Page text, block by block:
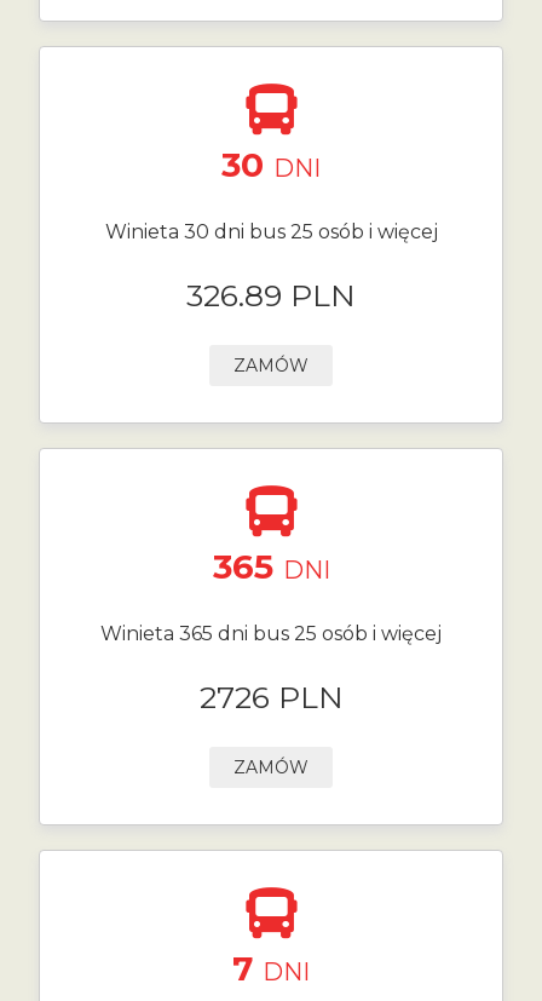
30 DNI
Winieta 30 dni bus 25 osób i więcej
326.89 PLN
ZAMÓW
365 DNI
Winieta 365 dni bus 25 osób i więcej
2726 PLN
ZAMÓW
7 DNI